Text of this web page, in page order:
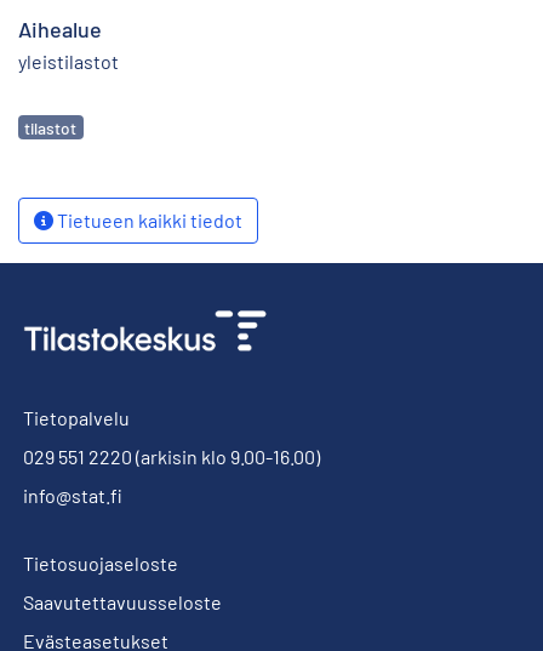
Aihealue
yleistilastot
Avainsanat
tilastot
Tietueen kaikki tiedot
Tietopalvelu
029 551 2220 (arkisin klo 9.00-16.00)
info@stat.fi
Tietosuojaseloste
Saavutettavuusseloste
Evästeasetukset